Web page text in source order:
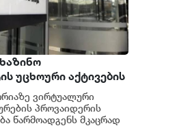
უცხოური აქტივების
(OFAC) მიერ
პირი არ
საქართველოს
ვირტუალური
პროვაიდერის
წარმოადგენს მკაცრად